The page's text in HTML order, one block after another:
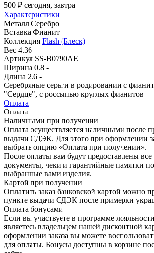
500 ₽ сегодня, завтра
Характеристики
Металл Серебро
Вставка Фианит
Коллекция Flash (Блеск)
Вес 4.36
Артикул SS-B0790AE
Ширина 0.8 -
Длина 2.6 -
Серебряные серьги в родировании с
"Сердце", с россыпью круглых фианитов
Оплата
Оплата
Наличными при получении
Оплата осуществляется наличными после
выдачи СДЭК. Для этого при оформлении
выбрать опцию «Оплата при получении».
После оплаты вам будут предоставлены
документы, чеки и гарантийные памятки
выбранные вами изделия.
Картой при получении
Оплатить заказ банковской картой можно
пункте выдачи СДЭК после примерки
Оплата бонусами
Если вы участвуете в программе
являетесь владельцем нашей дисконтной
оформлении заказа вы можете
для оплаты. Бонусы доступны в корзине